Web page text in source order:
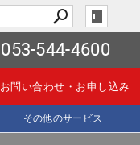
053-544-4600
お問い合わせ・ お申し込み
その他のサービス